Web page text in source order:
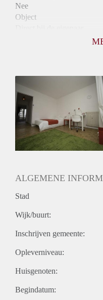
Nee
Object
Huurtoeslag
Niet mogelijk
Inkomen eis
N.V.T.
Huurtermijn
Onbepaalde termijn
Oplevering
ALGEMENE
Stad
Wijk/buurt:
Inschrijven gemeente:
Opleverniveau:
Huisgenoten:
Begindatum: